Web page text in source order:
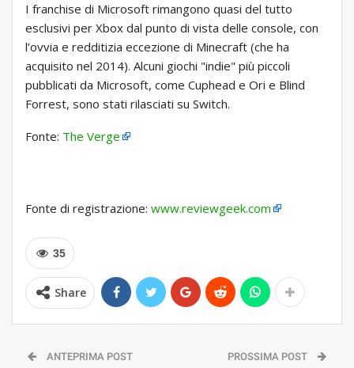
I franchise di Microsoft rimangono quasi del tutto
esclusivi per Xbox dal punto di vista delle console, con
l’ovvia e redditizia eccezione di Minecraft (che ha
acquisito nel 2014). Alcuni giochi "indie" più piccoli
pubblicati da Microsoft, come Cuphead e Ori e Blind
Forrest, sono stati rilasciati su Switch.
Fonte: The Verge
Fonte di registrazione: www.reviewgeek.com
35
Share
ANTEPRIMA POST PROSSIMA POST